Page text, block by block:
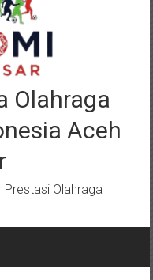
Olahraga
Aceh
Prestasi Olahraga